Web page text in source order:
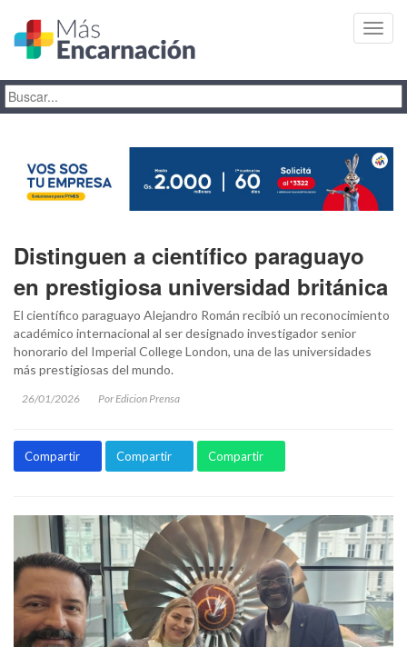
Distinguen a científico paraguayo
en prestigiosa universidad británica
El científico paraguayo Alejandro Román recibió un reconocimiento
académico internacional al ser designado investigador senior
honorario del Imperial College London, una de las universidades
más prestigiosas del mundo.
26/01/2026 Por Edicion Prensa
Compartir Compartir Compartir